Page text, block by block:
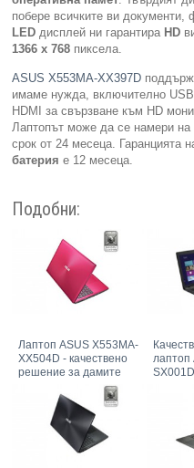
Консумативи
Аксесоари
Смартфони
побере всичките ви
LED дисплей ни гарантира HD
1366 х 768 пиксела.
ASUS X553MA-XX397D
имаме нужда, включително
HDMI за свързване към HD
Лаптопът може да се намери на
срок от 24 месеца. Гаранцията
батерия е 12 месеца.
Подобни:
Лаптоп ASUS X553MA-
XX504D - качествено
решение за дамите
лаптоп
SX001D